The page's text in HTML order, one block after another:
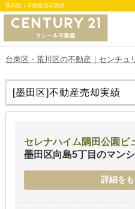
墨田区｜不動産売却実績
台東区・荒川区の不動産｜センチュ
[墨田区]不動産売却実績
セレナハイム隅田公園ビ
墨田区向島5丁目のマン
詳細を